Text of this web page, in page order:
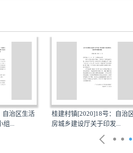
自治区生活
...
桂建村镇[2020]18号：自治
房城乡建设厅关于印发...